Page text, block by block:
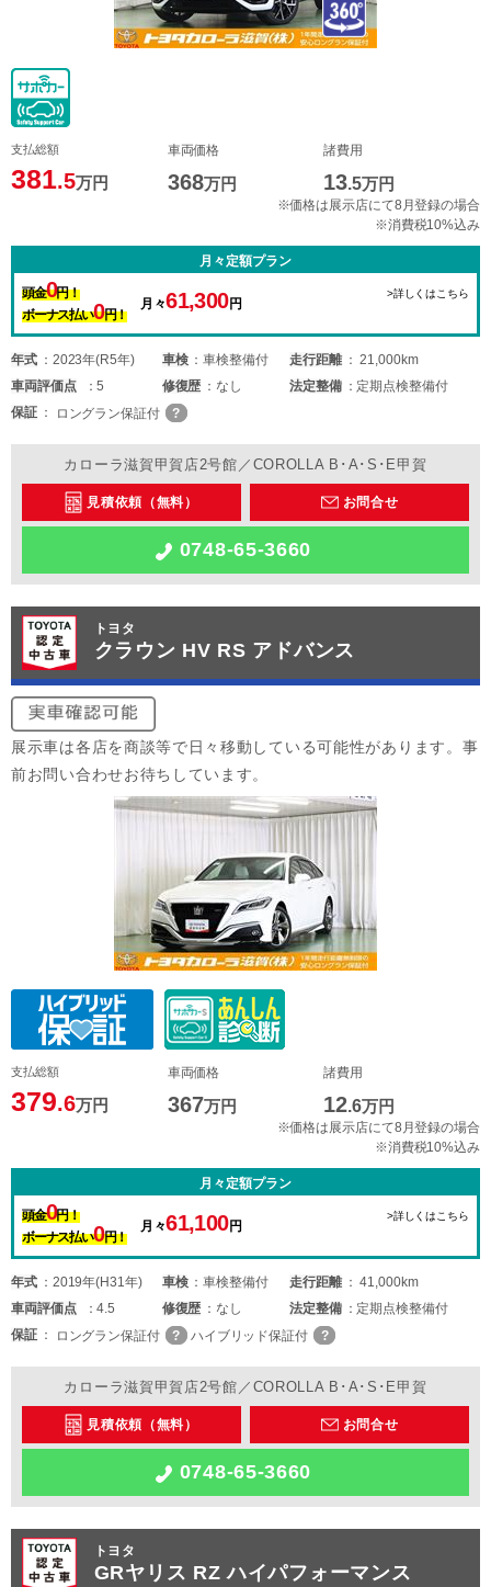
支払総額
381.5万円
車両価格
368万円
諸費用
13.5万円
※価格は展示店にて8月登録の場合
※消費税10%込み
月々定額プラン
頭金0円！
ボーナス払い0円！
月々61,300円
>詳しくはこちら
年式 2023年(R5年) 車検 車検整備付 走行距離
21,000km
車両評価点 5 修復歴 なし 法定整備
定期点検整備付
保証
ロングラン保証付
カローラ滋賀甲賀店2号館／COROLLA B･A･S･E甲賀
見積依頼（無料） お問合せ
0748-65-3660
トヨタ
クラウン HV RS アドバンス
展示車は各店を商談等で日々移動している可能性があります。事
前お問い合わせお待ちしています。
支払総額
379.6万円
車両価格
367万円
諸費用
12.6万円
※価格は展示店にて8月登録の場合
※消費税10%込み
月々定額プラン
頭金0円！
ボーナス払い0円！
月々61,100円
>詳しくはこちら
年式 2019年(H31年) 車検 車検整備付 走行距離
41,000km
車両評価点 4.5 修復歴 なし 法定整備
定期点検整備付
保証
ロングラン保証付 ハイブリッド保証付
カローラ滋賀甲賀店2号館／COROLLA B･A･S･E甲賀
見積依頼（無料） お問合せ
0748-65-3660
トヨタ
GRヤリス RZ ハイパフォーマンス